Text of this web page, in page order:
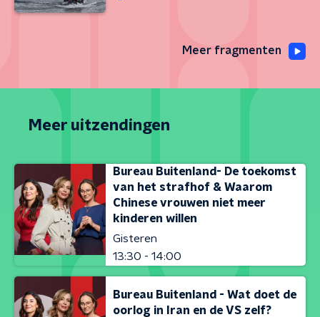
Meer fragmenten
Meer uitzendingen
Bureau Buitenland- De toekomst
van het strafhof & Waarom
Chinese vrouwen niet meer
kinderen willen
Gisteren
13:30 - 14:00
Bureau Buitenland - Wat doet de
oorlog in Iran en de VS zelf?